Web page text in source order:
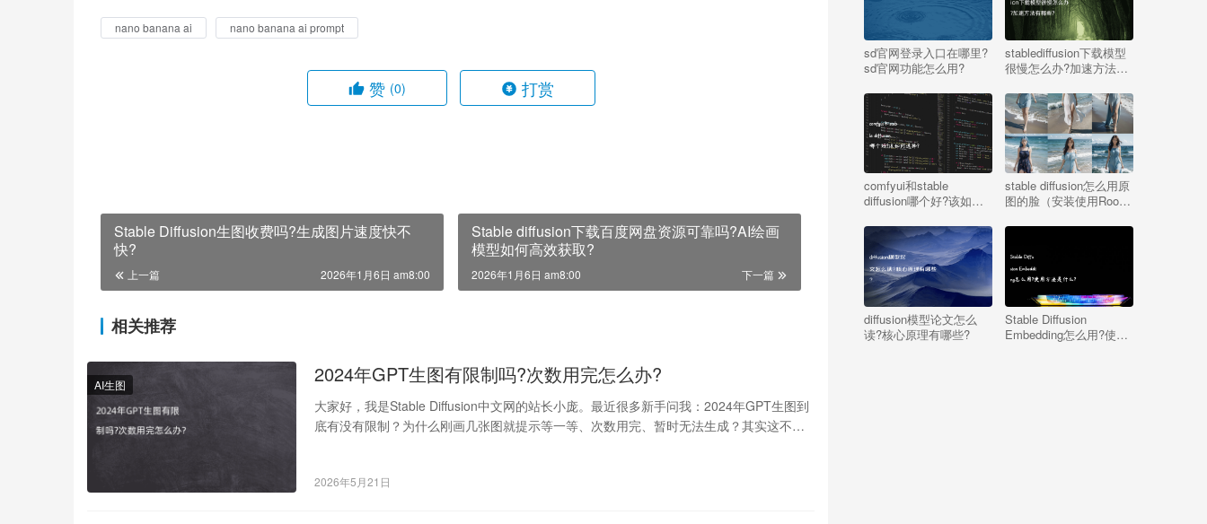
nano banana ai nano banana ai prompt
赞 (0) 打赏
Stable Diffusion生图收费吗?生成图片速度快不
快?
上一篇 2026年1月6日 am8:00
Stable diffusion下载百度网盘资源可靠吗?AI绘画
模型如何高效获取?
下一篇
2026年1月6日 am8:00
相关推荐
AI生图 2024年GPT生图有限制吗?次数用完怎么办?
大家好，我是Stable Diffusion中文网的站长小庞。最近很多新手问我：2024年GPT生图到
底有没有限制？为什么刚画几张图就提示等一等、次数用完、暂时无法生成？其实这不
2026年5月21日
sd官网登录入口在哪里?
sd官网功能怎么用?
stablediffusion下载模型
很慢怎么办?加速方法有
comfyui和stable
diffusion哪个好?该如何
stable diffusion怎么用原
图的脸（安装使用Roop
diffusion模型论文怎么
读?核心原理有哪些?
Stable Diffusion
Embedding怎么用?使用